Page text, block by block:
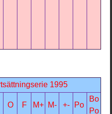
1995
O F M+ M- +- Po
Bo
Po